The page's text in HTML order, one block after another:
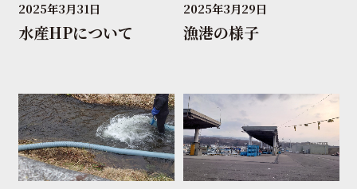
2025年3月31日
水産HPについて
2025年3月29日
漁港の様子